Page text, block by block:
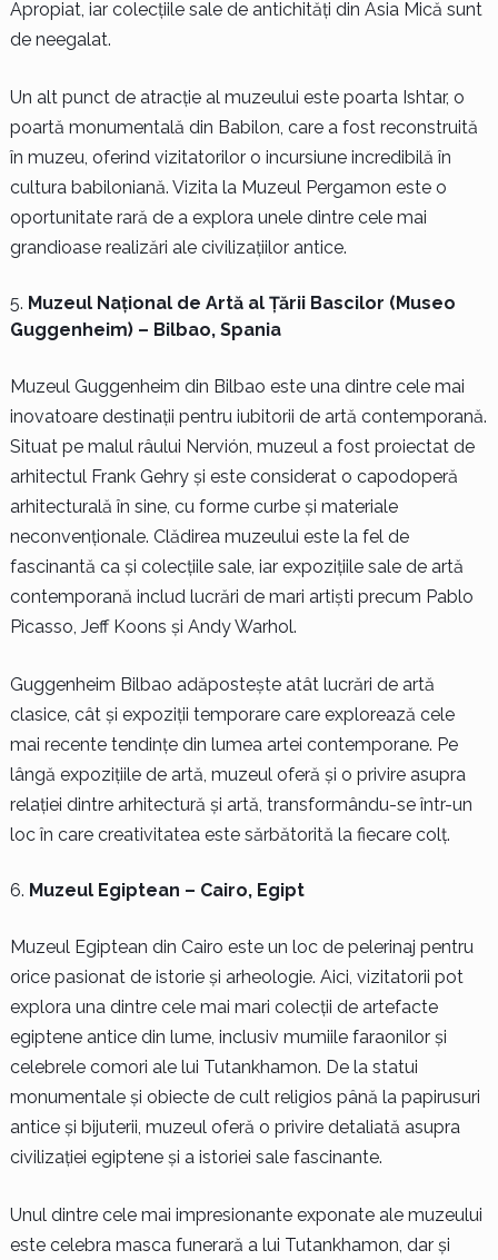
Apropiat, iar colecțiile sale de antichități din Asia Mică sunt
de neegalat.
Un alt punct de atracție al muzeului este poarta Ishtar, o
poartă monumentală din Babilon, care a fost reconstruită
în muzeu, oferind vizitatorilor o incursiune incredibilă în
cultura babiloniană. Vizita la Muzeul Pergamon este o
oportunitate rară de a explora unele dintre cele mai
grandioase realizări ale civilizațiilor antice.
Muzeul Național de Artă al Țării Bascilor (Museo
Guggenheim) – Bilbao, Spania
Muzeul Guggenheim din Bilbao este una dintre cele mai
inovatoare destinații pentru iubitorii de artă contemporană.
Situat pe malul râului Nervión, muzeul a fost proiectat de
arhitectul Frank Gehry și este considerat o capodoperă
arhitecturală în sine, cu forme curbe și materiale
neconvenționale. Clădirea muzeului este la fel de
fascinantă ca și colecțiile sale, iar expozițiile sale de artă
contemporană includ lucrări de mari artiști precum Pablo
Picasso, Jeff Koons și Andy Warhol.
Guggenheim Bilbao adăpostește atât lucrări de artă
clasice, cât și expoziții temporare care explorează cele
mai recente tendințe din lumea artei contemporane. Pe
lângă expozițiile de artă, muzeul oferă și o privire asupra
relației dintre arhitectură și artă, transformându-se într-un
loc în care creativitatea este sărbătorită la fiecare colț.
Muzeul Egiptean – Cairo, Egipt
Muzeul Egiptean din Cairo este un loc de pelerinaj pentru
orice pasionat de istorie și arheologie. Aici, vizitatorii pot
explora una dintre cele mai mari colecții de artefacte
egiptene antice din lume, inclusiv mumiile faraonilor și
celebrele comori ale lui Tutankhamon. De la statui
monumentale și obiecte de cult religios până la papirusuri
antice și bijuterii, muzeul oferă o privire detaliată asupra
civilizației egiptene și a istoriei sale fascinante.
Unul dintre cele mai impresionante exponate ale muzeului
este celebra masca funerară a lui Tutankhamon, dar și